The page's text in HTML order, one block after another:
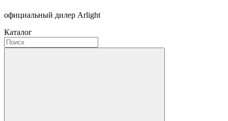
официальный дилер Arlight
Каталог